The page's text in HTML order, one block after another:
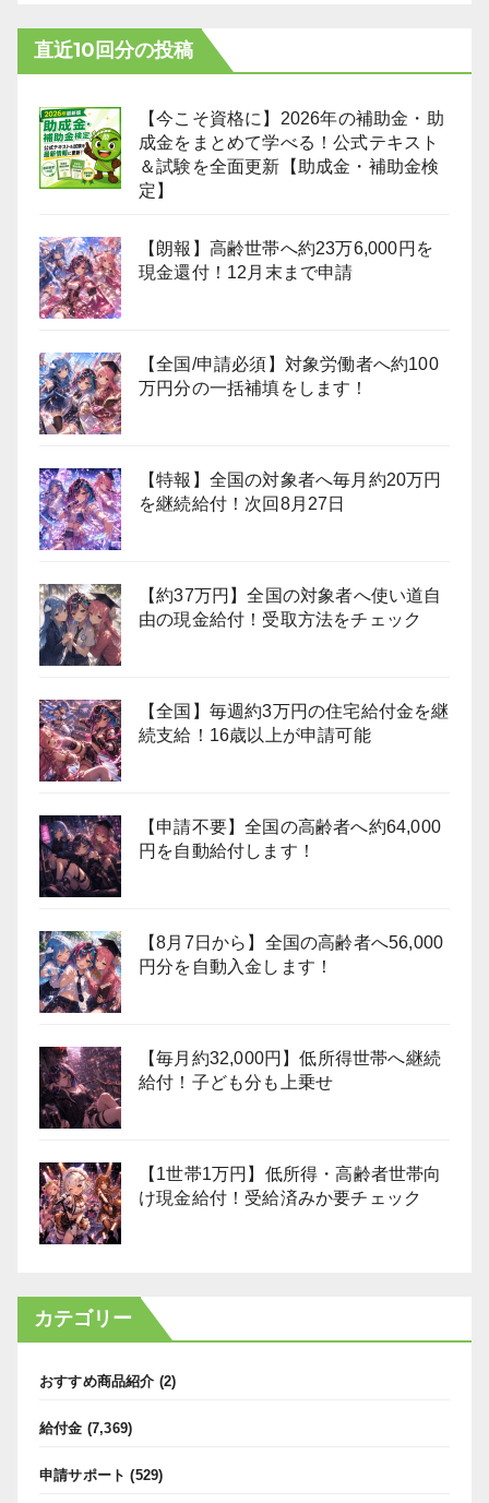
直近10回分の投稿
【今こそ資格に】2026年の補助金・助
成金をまとめて学べる！公式テキスト
＆試験を全面更新【助成金・補助金検
定】
【朗報】高齢世帯へ約23万6,000円を
現金還付！12月末まで申請
【全国/申請必須】対象労働者へ約100
万円分の一括補填をします！
【特報】全国の対象者へ毎月約20万円
を継続給付！次回8月27日
【約37万円】全国の対象者へ使い道自
由の現金給付！受取方法をチェック
【全国】毎週約3万円の住宅給付金を継
続支給！16歳以上が申請可能
【申請不要】全国の高齢者へ約64,000
円を自動給付します！
【8月7日から】全国の高齢者へ56,000
円分を自動入金します！
【毎月約32,000円】低所得世帯へ継続
給付！子ども分も上乗せ
【1世帯1万円】低所得・高齢者世帯向
け現金給付！受給済みか要チェック
カテゴリー
おすすめ商品紹介 (2)
給付金 (7,369)
申請サポート (529)